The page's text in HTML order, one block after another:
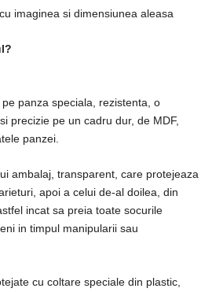
imaginea si dimensiunea aleasa
panza speciala, rezistenta, o
precizie pe un cadru dur, de MDF,
panzei.
ambalaj, transparent, care protejeaza
apoi a celui de-al doilea, din
incat sa preia toate socurile
in timpul manipularii sau
cu coltare speciale din plastic,